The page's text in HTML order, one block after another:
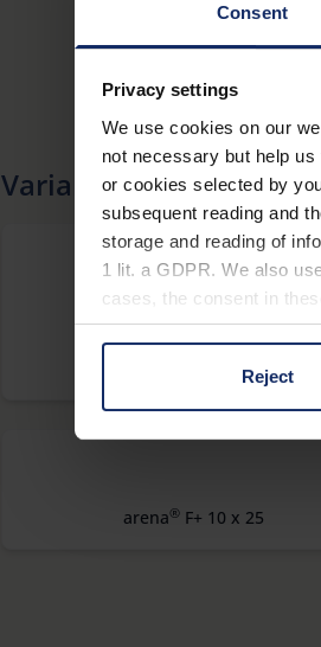
Consent
Privacy settings
We use cookies on our
not necessary but help
or cookies selected by
subsequent reading and
storage and reading of
1 lit. a GDPR. We also
cases, the consent in
You can consent to the
on "Reject". You can
footer of our website).
Reject
Variantes
D+ 10 x 50
arena® F+ 10 x 25